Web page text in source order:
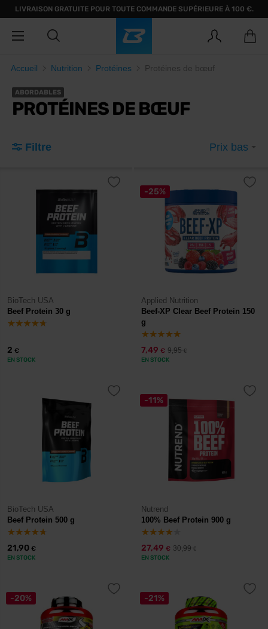
LIVRAISON GRATUITE POUR TOUTE COMMANDE SUPÉRIEURE À 100 €.
Accueil Nutrition Protéines Protéines de bœuf
ABORDABLES
PROTÉINES DE BŒUF
Filtre Prix bas
BioTech USA
Beef Protein 30 g
2 €
EN STOCK
-25%
Applied Nutrition
Beef-XP Clear Beef Protein 150
g
7,49 € 9,95€
EN STOCK
BioTech USA
Beef Protein 500 g
21,90 €
EN STOCK
-11%
Nutrend
100% Beef Protein 900 g
27,49 € 30,99€
EN STOCK
-20% -21%